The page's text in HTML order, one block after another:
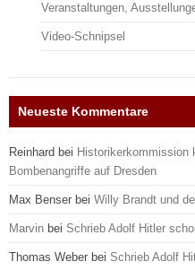
Veranstaltungen,
Video-Schnipsel
Neueste Kommentare
Reinhard bei Historikerkommission
Bombenangriffe auf Dresden
Max Benser bei Willy Brandt und
Marvin bei Schrieb Adolf Hitler
Thomas Weber bei Schrieb Adolf